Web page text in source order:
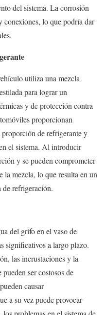
del sistema. La corrosión
conexiones, lo que podría dar
utiliza una mezcla
para lograr un
y de protección contra
proporcionan
proporción de refrigerante y
el sistema. Al introducir
y se pueden comprometer
la mezcla, lo que resulta en un
de refrigeración.
del grifo en el vaso de
significativos a largo plazo.
las incrustaciones y la
ser costosos de
causar
a su vez puede provocar